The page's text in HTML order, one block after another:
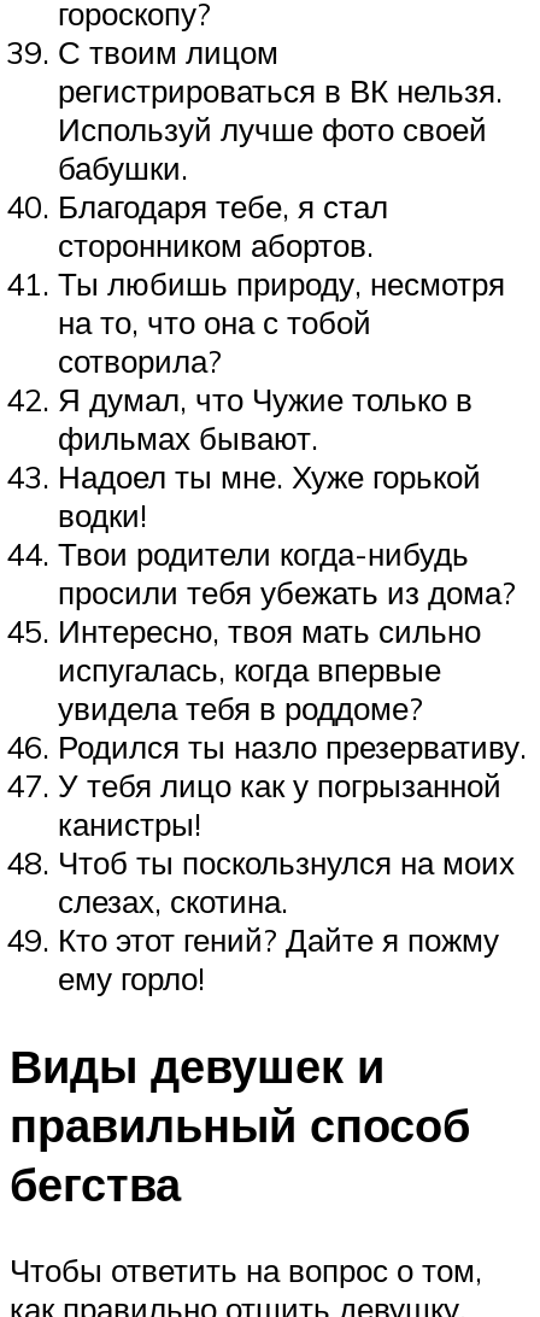
гороскопу?
С твоим лицом
регистрироваться в ВК нельзя.
Используй лучше фото своей
бабушки.
Благодаря тебе, я стал
сторонником абортов.
Ты любишь природу, несмотря
на то, что она с тобой
сотворила?
Я думал, что Чужие только в
фильмах бывают.
Надоел ты мне. Хуже горькой
водки!
Твои родители когда-нибудь
просили тебя убежать из дома?
Интересно, твоя мать сильно
испугалась, когда впервые
увидела тебя в роддоме?
Родился ты назло презервативу.
У тебя лицо как у погрызанной
канистры!
Чтоб ты поскользнулся на моих
слезах, скотина.
Кто этот гений? Дайте я пожму
ему горло!
Виды девушек и
правильный способ
бегства
Чтобы ответить на вопрос о том,
как правильно отшить девушку,